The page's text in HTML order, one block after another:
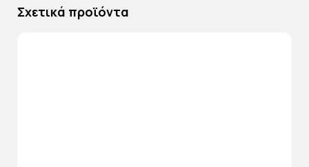
Σχετικά προϊόντα